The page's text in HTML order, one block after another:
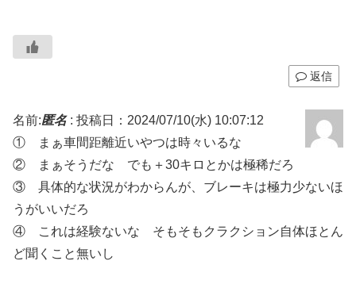
返信
名前:匿名: 投稿日：2024/07/10(水) 10:07:12
① まぁ車間距離近いやつは時々いるな
② まぁそうだな でも＋30キロとかは極稀だろ
③ 具体的な状況がわからんが、ブレーキは極力少ないほ
うがいいだろ
④ これは経験ないな そもそもクラクション自体ほとん
ど聞くこと無いし